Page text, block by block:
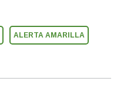
ALERTA AMARILLA